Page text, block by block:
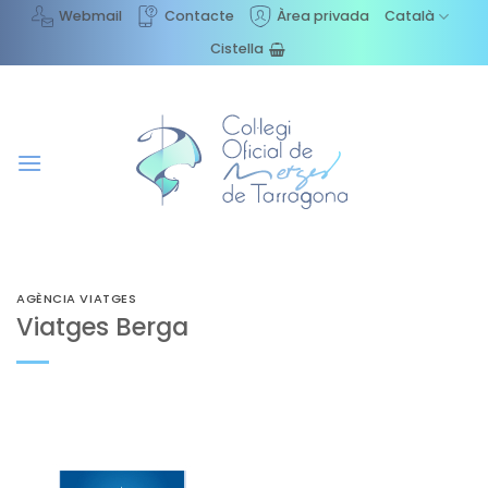
content
Webmail Contacte Àrea privada
Català
Cistella
AGÈNCIA VIATGES
Viatges Berga